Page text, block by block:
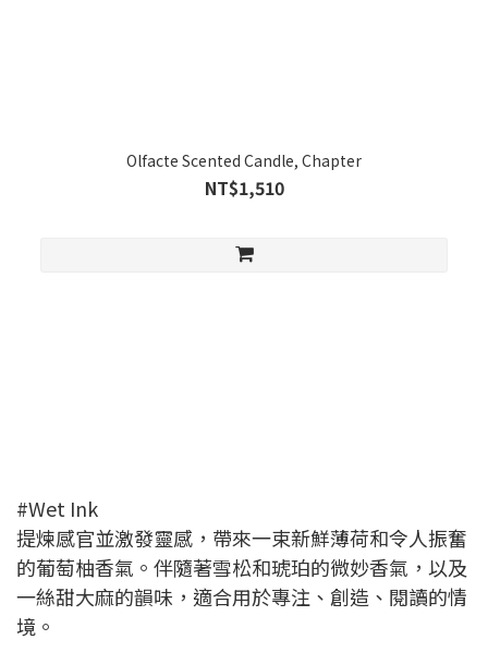
Olfacte Scented Candle, Chapter
NT$1,510
#Wet Ink
提煉感官並激發靈感，帶來一束新鮮薄荷和令人振奮
的葡萄柚香氣。伴隨著雪松和琥珀的微妙香氣，以及
一絲甜大麻的韻味，適合用於專注、創造、閱讀的情
境。